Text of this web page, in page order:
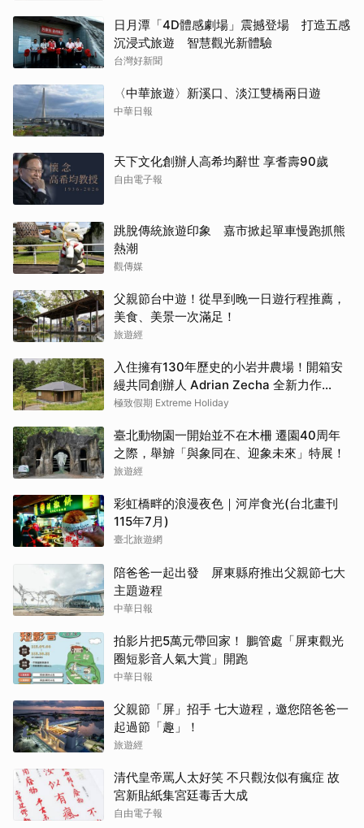
日月潭「4D體感劇場」震撼登場 打造五感
沉浸式旅遊 智慧觀光新體驗
台灣好新聞
〈中華旅遊〉新溪口、淡江雙橋兩日遊
中華日報
天下文化創辦人高希均辭世 享耆壽90歲
自由電子報
跳脫傳統旅遊印象 嘉市掀起單車慢跑抓熊
熱潮
觀傳媒
父親節台中遊！從早到晚一日遊行程推薦，
美食、美景一次滿足！
旅遊經
入住擁有130年歷史的小岩井農場！開箱安
縵共同創辦人 Adrian Zecha 全新力作
「AZUMA FARM KOIWAI」體驗最高級的
極致假期 Extreme Holiday
臺北動物園一開始並不在木柵 遷園40周年
之際，舉辧「與象同在、迎象未來」特展！
旅遊經
彩虹橋畔的浪漫夜色｜河岸食光(台北畫刊
115年7月)
臺北旅遊網
陪爸爸一起出發 屏東縣府推出父親節七大
主題遊程
中華日報
拍影片把5萬元帶回家！ 鵬管處「屏東觀光
圈短影音人氣大賞」開跑
中華日報
父親節「屏」招手 七大遊程，邀您陪爸爸一
起過節「趣」！
旅遊經
清代皇帝罵人太好笑 不只觀汝似有瘋症 故
宮新貼紙集宮廷毒舌大成
自由電子報